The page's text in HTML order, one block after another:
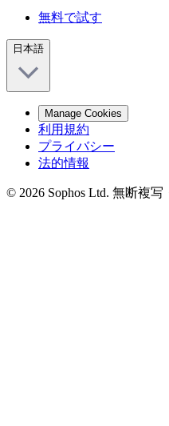
無料で試す
日本語
Manage Cookies
利用規約
プライバシー
法的情報
© 2026 Sophos Ltd. 無断複写